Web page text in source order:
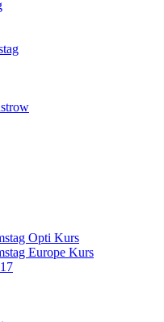
Opti Kurs
Europe Kurs